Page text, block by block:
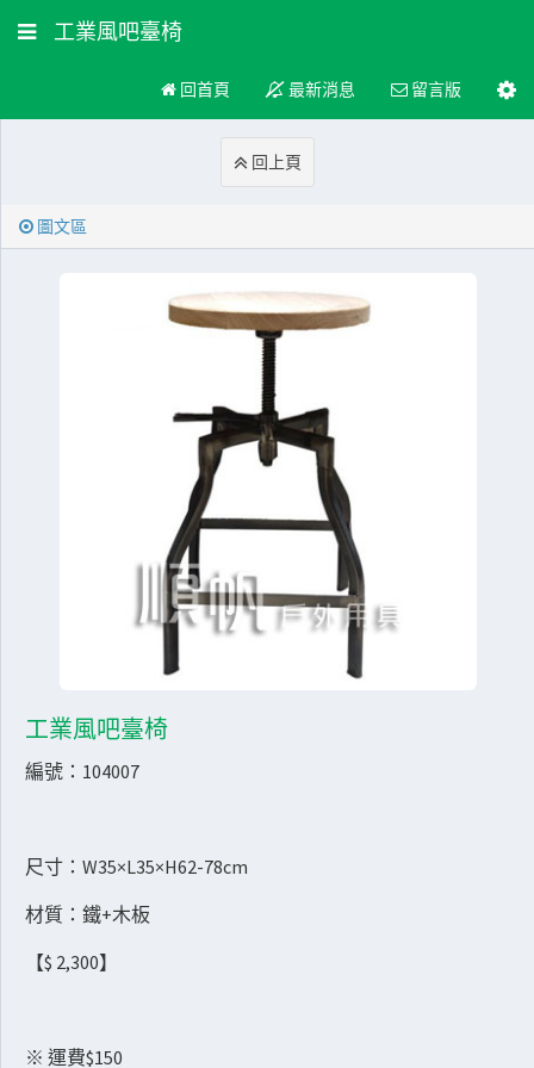
工業風吧臺椅
回首頁 最新消息 留言版
回上頁
圖文區
工業風吧臺椅
編號：104007
尺寸：W35×L35×H62-78cm
材質：鐵+木板
【$ 2,300】
※ 運費$150